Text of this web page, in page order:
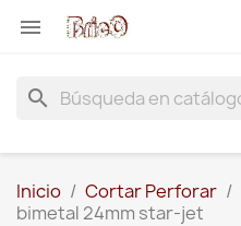

search
Inicio Cortar Perforar
bimetal 24mm star-jet